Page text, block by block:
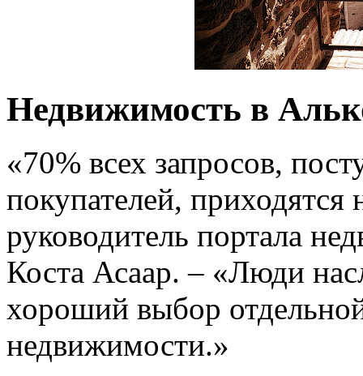
Недвижимость в
«70% всех запросов,
покупателей,
руководитель портала
Коста Асаар. – «Люди
хороший выбор
недвижимости.»